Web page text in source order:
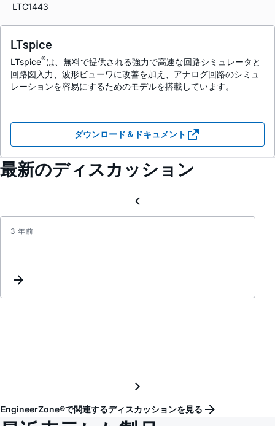
LTC1443
LTspice
LTspice®は、無料で提供される強力で高速な回路シミュレータと
回路図入力、波形ビューワに改善を加え、アナログ回路のシミュ
レーションを容易にするためのモデルを搭載しています。
ダウンロード＆ドキュメント
最新のディスカッション
3 年前
EngineerZone®で関連するディスカッションを見る